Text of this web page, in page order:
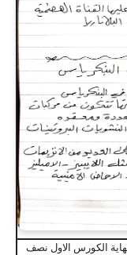
احيائي 2022 مع الحل نهاية الكورس الاول نصف